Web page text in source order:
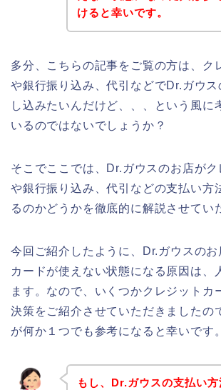
けると幸いです。
多分、こちらの記事をご覧の方は、ク
や銀行振り込み、代引などでDr.ガウス
し込みたいんだけど、、、という風に
いるのではないでしょうか？
そこでここでは、Dr.ガウスのお店がク
や銀行振り込み、代引などの支払い方
るのかどうかを徹底的に解説させてい
今回ご紹介したように、Dr.ガウスのお
カードが使えない状態になる原因は、
ます。なので、いくつかクレジットカ
決策をご紹介させていただきましたの
が何か１つでも参考になると幸いです。
もし、Dr.ガウスの支払い